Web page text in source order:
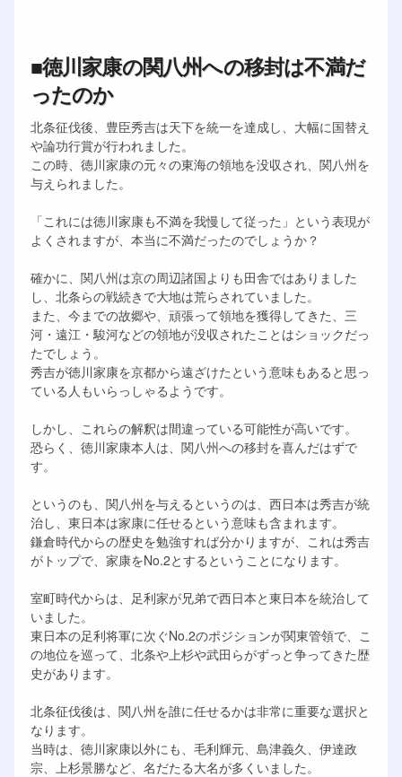
■徳川家康の関八州への移封は不満だ
ったのか
北条征伐後、豊臣秀吉は天下を統一を達成し、大幅に国替え
や論功行賞が行われました。
この時、徳川家康の元々の東海の領地を没収され、関八州を
与えられました。
「これには徳川家康も不満を我慢して従った」という表現が
よくされますが、本当に不満だったのでしょうか？
確かに、関八州は京の周辺諸国よりも田舎ではありました
し、北条らの戦続きで大地は荒らされていました。
また、今までの故郷や、頑張って領地を獲得してきた、三
河・遠江・駿河などの領地が没収されたことはショックだっ
たでしょう。
秀吉が徳川家康を京都から遠ざけたという意味もあると思っ
ている人もいらっしゃるようです。
しかし、これらの解釈は間違っている可能性が高いです。
恐らく、徳川家康本人は、関八州への移封を喜んだはずで
す。
というのも、関八州を与えるというのは、西日本は秀吉が統
治し、東日本は家康に任せるという意味も含まれます。
鎌倉時代からの歴史を勉強すれば分かりますが、これは秀吉
がトップで、家康をNo.2とするということになります。
室町時代からは、足利家が兄弟で西日本と東日本を統治して
いました。
東日本の足利将軍に次ぐNo.2のポジションが関東管領で、こ
の地位を巡って、北条や上杉や武田らがずっと争ってきた歴
史があります。
北条征伐後は、関八州を誰に任せるかは非常に重要な選択と
なります。
当時は、徳川家康以外にも、毛利輝元、島津義久、伊達政
宗、上杉景勝など、名だたる大名が多くいました。